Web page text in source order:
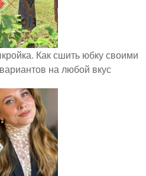
Как сшить юбку своими
на любой вкус